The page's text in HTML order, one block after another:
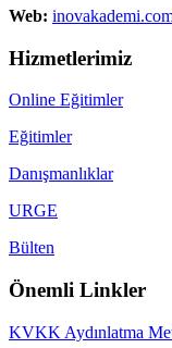
Web:
Hizmetlerimiz
Online Eğitimler
Eğitimler
Danışmanlıklar
URGE
Bülten
Önemli Linkler
KVKK Aydınlatma